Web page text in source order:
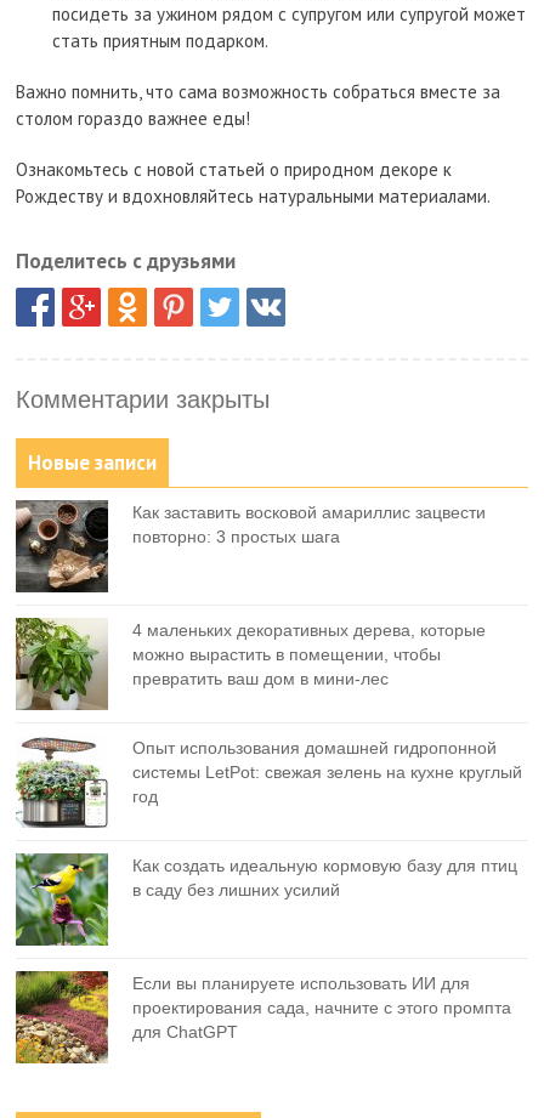
посидеть за ужином рядом с супругом или супругой может
стать приятным подарком.
Важно помнить, что сама возможность собраться вместе за
столом гораздо важнее еды!
Ознакомьтесь с новой статьей о природном декоре к
Рождеству и вдохновляйтесь натуральными материалами.
Поделитесь с друзьями
Комментарии закрыты
Новые записи
Как заставить восковой амариллис зацвести
повторно: 3 простых шага
4 маленьких декоративных дерева, которые
можно вырастить в помещении, чтобы
превратить ваш дом в мини-лес
Опыт использования домашней гидропонной
системы LetPot: свежая зелень на кухне круглый
год
Как создать идеальную кормовую базу для птиц
в саду без лишних усилий
Если вы планируете использовать ИИ для
проектирования сада, начните с этого промпта
для ChatGPT